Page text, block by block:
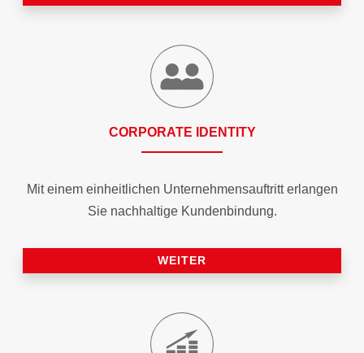
CORPORATE IDENTITY
Mit einem einheitlichen Unternehmensauftritt erlangen
Sie nachhaltige Kundenbindung.
WEITER